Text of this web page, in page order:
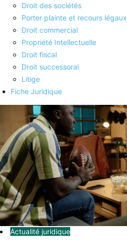
Droit des sociétés
Porter plainte et recours légaux
Droit commercial
Propriété Intellectuelle
Droit fiscal
Droit successoral
Litige
Fiche Juridique
Actualité juridique